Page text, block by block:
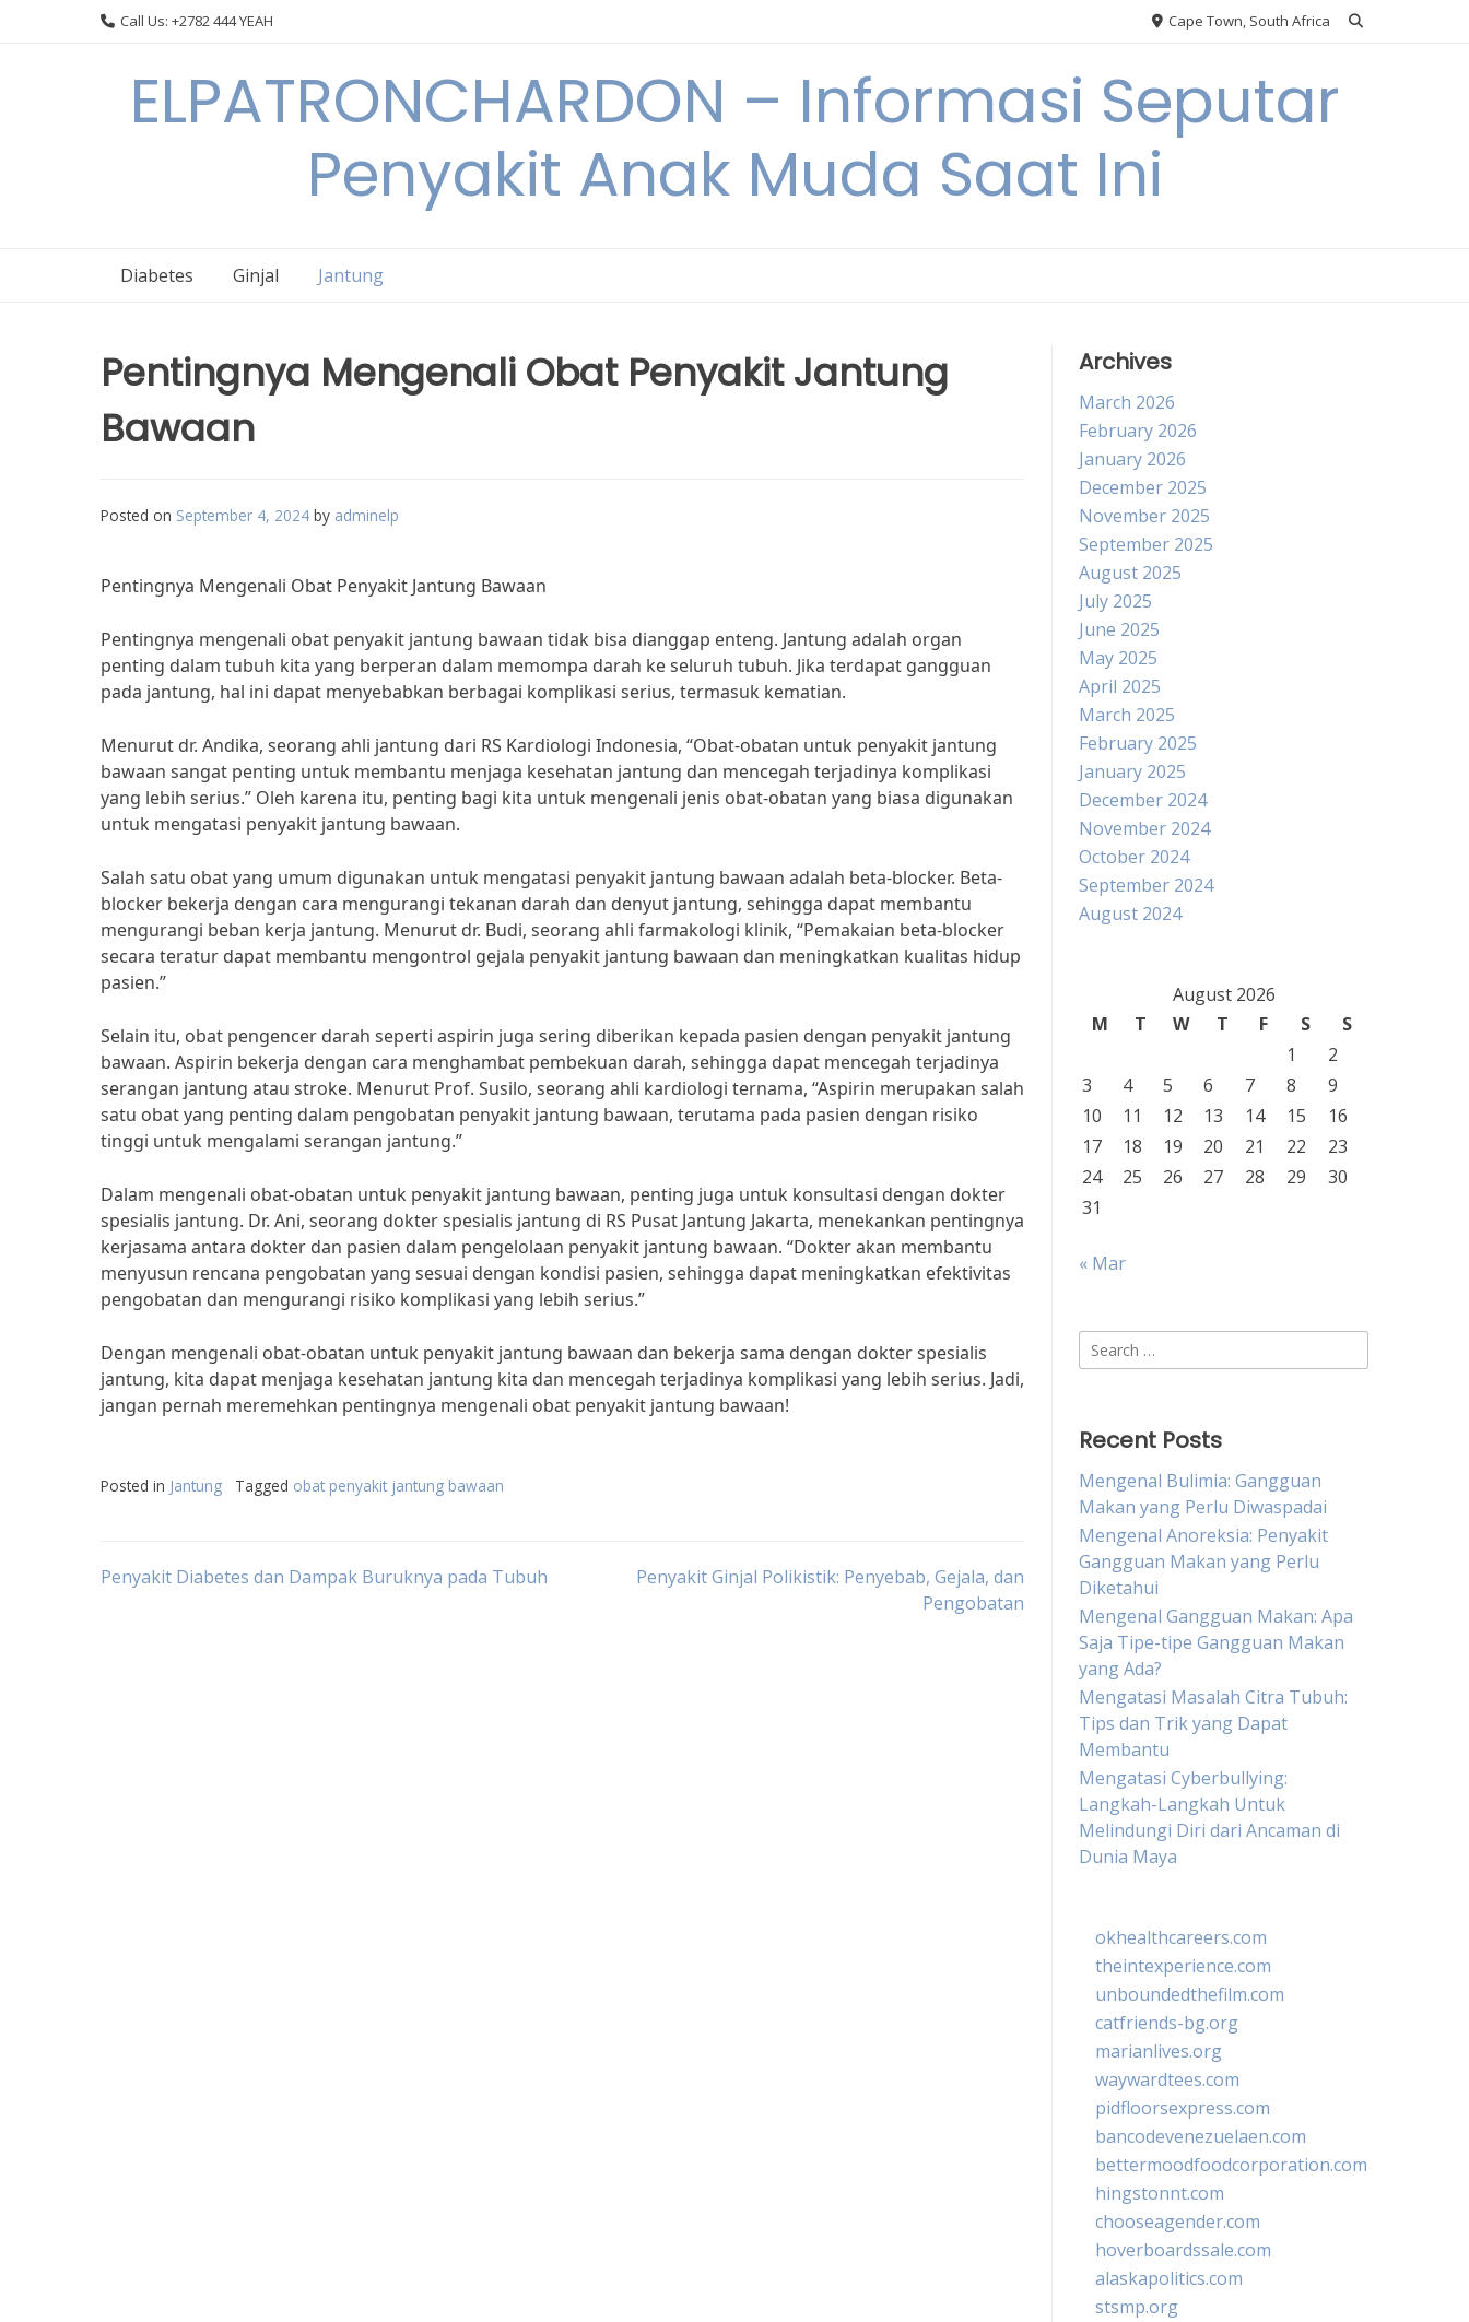
Call Us: +2782 444 YEAH Cape Town, South Africa
ELPATRONCHARDON – Informasi Seputar
Penyakit Anak Muda Saat Ini
Diabetes Ginjal Jantung
Pentingnya Mengenali Obat Penyakit Jantung
Bawaan
Posted on September 4, 2024 by adminelp
Pentingnya Mengenali Obat Penyakit Jantung Bawaan
Pentingnya mengenali obat penyakit jantung bawaan tidak bisa dianggap enteng. Jantung adalah organ
penting dalam tubuh kita yang berperan dalam memompa darah ke seluruh tubuh. Jika terdapat gangguan
pada jantung, hal ini dapat menyebabkan berbagai komplikasi serius, termasuk kematian.
Menurut dr. Andika, seorang ahli jantung dari RS Kardiologi Indonesia, “Obat-obatan untuk penyakit jantung
bawaan sangat penting untuk membantu menjaga kesehatan jantung dan mencegah terjadinya komplikasi
yang lebih serius.” Oleh karena itu, penting bagi kita untuk mengenali jenis obat-obatan yang biasa digunakan
untuk mengatasi penyakit jantung bawaan.
Salah satu obat yang umum digunakan untuk mengatasi penyakit jantung bawaan adalah beta-blocker. Beta-
blocker bekerja dengan cara mengurangi tekanan darah dan denyut jantung, sehingga dapat membantu
mengurangi beban kerja jantung. Menurut dr. Budi, seorang ahli farmakologi klinik, “Pemakaian beta-blocker
secara teratur dapat membantu mengontrol gejala penyakit jantung bawaan dan meningkatkan kualitas hidup
pasien.”
Selain itu, obat pengencer darah seperti aspirin juga sering diberikan kepada pasien dengan penyakit jantung
bawaan. Aspirin bekerja dengan cara menghambat pembekuan darah, sehingga dapat mencegah terjadinya
serangan jantung atau stroke. Menurut Prof. Susilo, seorang ahli kardiologi ternama, “Aspirin merupakan salah
satu obat yang penting dalam pengobatan penyakit jantung bawaan, terutama pada pasien dengan risiko
tinggi untuk mengalami serangan jantung.”
Dalam mengenali obat-obatan untuk penyakit jantung bawaan, penting juga untuk konsultasi dengan dokter
spesialis jantung. Dr. Ani, seorang dokter spesialis jantung di RS Pusat Jantung Jakarta, menekankan pentingnya
kerjasama antara dokter dan pasien dalam pengelolaan penyakit jantung bawaan. “Dokter akan membantu
menyusun rencana pengobatan yang sesuai dengan kondisi pasien, sehingga dapat meningkatkan efektivitas
pengobatan dan mengurangi risiko komplikasi yang lebih serius.”
Dengan mengenali obat-obatan untuk penyakit jantung bawaan dan bekerja sama dengan dokter spesialis
jantung, kita dapat menjaga kesehatan jantung kita dan mencegah terjadinya komplikasi yang lebih serius. Jadi,
jangan pernah meremehkan pentingnya mengenali obat penyakit jantung bawaan!
Posted in Jantung Tagged obat penyakit jantung bawaan
Post
Penyakit Diabetes dan Dampak Buruknya pada Tubuh
Penyakit Ginjal Polikistik: Penyebab, Gejala, dan
Pengobatan
Archives
March 2026
February 2026
January 2026
December 2025
November 2025
September 2025
August 2025
July 2025
June 2025
May 2025
April 2025
March 2025
February 2025
January 2025
December 2024
November 2024
October 2024
September 2024
August 2024
August 2026
M
T W T F S
S
1
2
3
4 5 6 7 8
9
10
11 12 13 14 15
16
17
18 19 20 21 22
23
24
25 26 27 28 29
30
31
« Mar
Search
for:
Recent Posts
Mengenal Bulimia: Gangguan
Makan yang Perlu Diwaspadai
Mengenal Anoreksia: Penyakit
Gangguan Makan yang Perlu
Diketahui
Mengenal Gangguan Makan: Apa
Saja Tipe-tipe Gangguan Makan
yang Ada?
Mengatasi Masalah Citra Tubuh:
Tips dan Trik yang Dapat
Membantu
Mengatasi Cyberbullying:
Langkah-Langkah Untuk
Melindungi Diri dari Ancaman di
Dunia Maya
okhealthcareers.com
theintexperience.com
unboundedthefilm.com
catfriends-bg.org
marianlives.org
waywardtees.com
pidfloorsexpress.com
bancodevenezuelaen.com
bettermoodfoodcorporation.com
hingstonnt.com
chooseagender.com
hoverboardssale.com
alaskapolitics.com
stsmp.org